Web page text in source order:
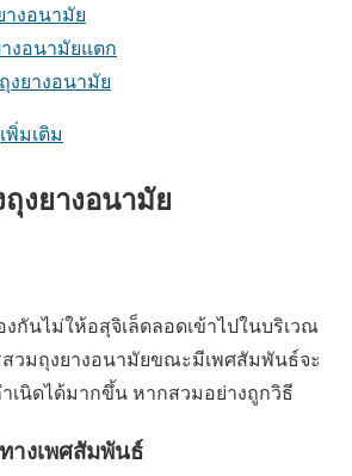
งอนามัย
งอนามัยแตก
งยางอนามัย
มเติม
งยางอนามัย
กันไม่ให้อสุจิเล็ดลอดเข้าไปในบริเวณ
วมถุงยางอนามัยขณะมีเพศสัมพันธ์จะ
เนิดได้มากขึ้น หากสวมอย่างถูกวิธี
างเพศสัมพันธ์